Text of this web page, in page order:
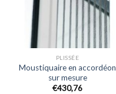
PLISSÉE
Moustiquaire en accordéon
sur mesure
€430,76